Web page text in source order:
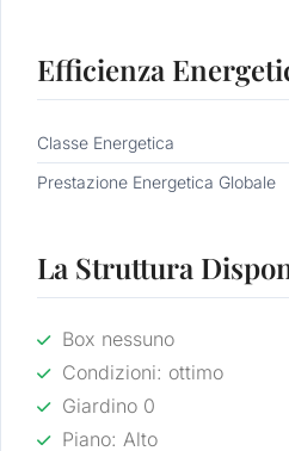
Efficienza
Classe Energetica
Prestazione Energetica Globale
La Struttura
Box nessuno
Condizioni: ottimo
Giardino 0
Piano: Alto